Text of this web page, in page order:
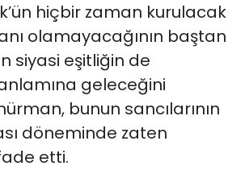
hiçbir zaman kurulacak
olamayacağının baştan
siyasi eşitliğin de
geleceğini
bunun sancılarının
döneminde zaten
etti.